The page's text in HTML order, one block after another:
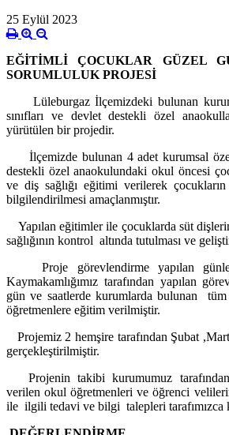
25 Eylül 2023
EĞİTİMLİ ÇOCUKLAR GÜZEL
SORUMLULUK PROJESİ
Lüleburgaz İlçemizdeki bulunan
sınıfları ve devlet destekli özel
yürütülen bir projedir.
İlçemizde bulunan 4 adet kurumsal
destekli özelanaokulundaki okul öncesi
ve diş sağlığı eğitimi verilerek
bilgilendirilmesi amaçlanmıştır.
Yapılan eğitimler ile çocuklarda süt
sağlığının kontrol altında tutulması ve
Proje görevlendirme yapılan
Kaymakamlığımız tarafından yapılan
gün ve saatlerde kurumlarda bulunan
öğretmenlere eğitim verilmiştir.
Projemiz 2 hemşire tarafından Şubat
gerçekleştirilmiştir.
Projenin takibi kurumumuz tarafından
verilen okul öğretmenleri ve öğrenci
ile ilgili tedavi ve bilgi talepleri tarafımızca